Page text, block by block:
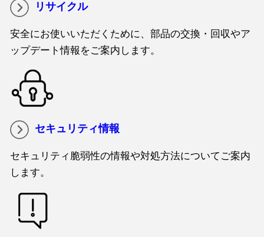
リサイクル
安全にお使いいただくために、部品の交換・回収やア
ップデート情報をご案内します。
セキュリティ情報
セキュリティ脆弱性の情報や対処方法についてご案内
します。